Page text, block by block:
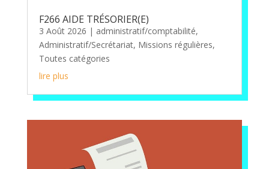
F266 AIDE TRÉSORIER(E)
3 Août 2026 | administratif/comptabilité,
Administratif/Secrétariat, Missions régulières,
Toutes catégories
lire plus